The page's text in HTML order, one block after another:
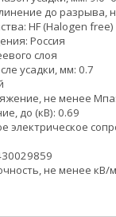
до разрыва,
HF (Halogen free)
Россия
слоя
усадки, мм: 0.7
не менее
до (кВ): 0.69
электрическое
не менее кВ/